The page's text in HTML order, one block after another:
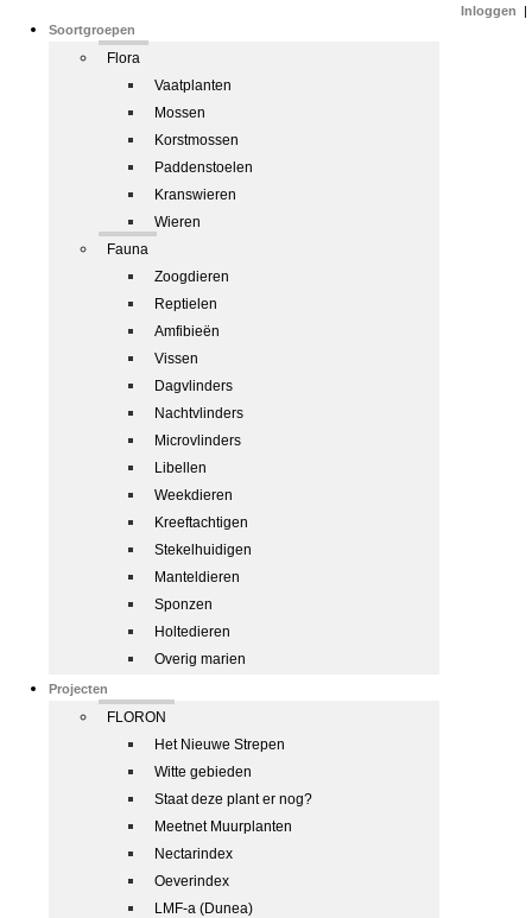
Soortgroepen
Flora
Vaatplanten
Mossen
Korstmossen
Paddenstoelen
Kranswieren
Wieren
Fauna
Zoogdieren
Reptielen
Amfibieën
Vissen
Dagvlinders
Nachtvlinders
Microvlinders
Libellen
Weekdieren
Kreeftachtigen
Stekelhuidigen
Manteldieren
Sponzen
Holtedieren
Overig marien
Projecten
FLORON
Het Nieuwe Strepen
Witte gebieden
Staat deze plant er nog?
Meetnet Muurplanten
Nectarindex
Oeverindex
LMF-a (Dunea)
Inloggen |